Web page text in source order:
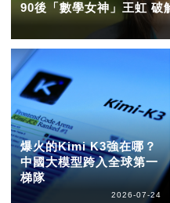
90後「數學女神」王虹 破
爆火的Kimi K3強在哪？
中國大模型跨入全球第一
梯隊
2026-07-24